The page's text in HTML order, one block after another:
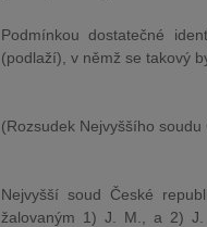
Podmínkou dostatečné
(podlaží), v němž se takový
(Rozsudek Nejvyššího
Nejvyšší soud České
žalovaným 1) J. M., a 2) J.